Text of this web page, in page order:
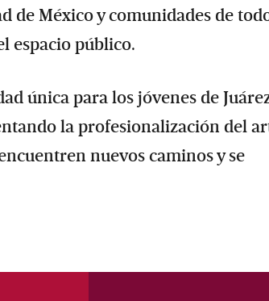
de México y comunidades de
espacio público.
única para los jóvenes de
la profesionalización del
nuevos caminos y se